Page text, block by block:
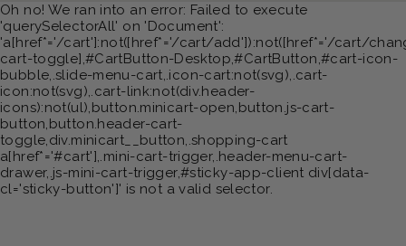
Oh no! We ran into an error: Failed to execute
'querySelectorAll' on 'Document':
'a[href*='/cart']:not([href*='/cart/add']):not([href*='/cart/
cart-toggle],#CartButton-Desktop,#CartButton,#cart-icon-
bubble,.slide-menu-cart,.icon-cart:not(svg),.cart-
icon:not(svg),.cart-link:not(div.header-
icons):not(ul),button.minicart-open,button.js-cart-
button,button.header-cart-
toggle,div.minicart__button,.shopping-cart
a[href*='#cart'],.mini-cart-trigger,.header-menu-cart-
drawer,.js-mini-cart-trigger,#sticky-app-client div[data-
cl='sticky-button']' is not a valid selector.